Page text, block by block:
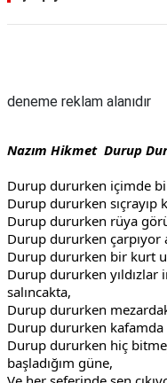
deneme reklam alanıdır
Nazım Hikmet Durup
Durup dururken içimde
Durup dururken sıçrayıp
Durup dururken rüya
Durup dururken çarpıyor
Durup dururken bir kurt
Durup dururken yıldızlar
salıncakta,
Durup dururken
Durup dururken
Durup dururken hiç
başladığım güne,